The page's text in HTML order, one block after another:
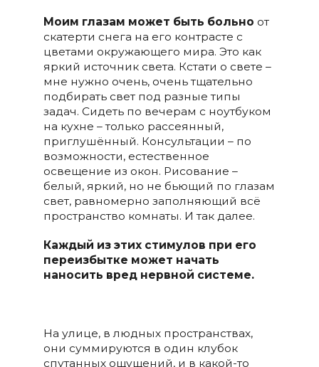
Моим глазам может быть больно от
скатерти снега на его контрасте с
цветами окружающего мира. Это как
яркий источник света. Кстати о свете –
мне нужно очень, очень тщательно
подбирать свет под разные типы
задач. Сидеть по вечерам с ноутбуком
на кухне – только рассеянный,
приглушённый. Консультации – по
возможности, естественное
освещение из окон. Рисование –
белый, яркий, но не бьющий по глазам
свет, равномерно заполняющий всё
пространство комнаты. И так далее.
Каждый из этих стимулов при его
переизбытке может начать
наносить вред нервной системе.
На улице, в людных пространствах,
они суммируются в один клубок
спутанных ощущений, и в какой-то